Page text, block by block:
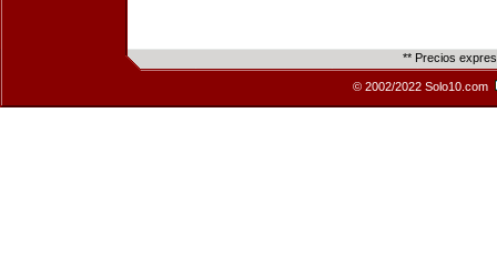
** Precios
© 2002/2022 Solo10.com